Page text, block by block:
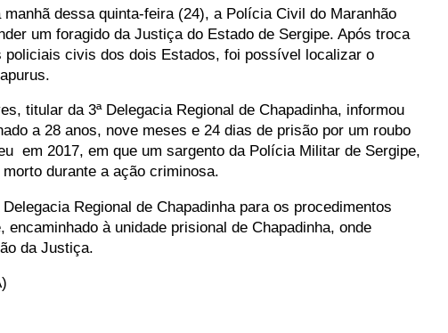
dessa quinta-feira (24), a Polícia Civil do Maranhão
um foragido da Justiça do Estado de Sergipe. Após troca
policiais civis dos dois Estados, foi possível localizar o
titular da 3ª Delegacia Regional de Chapadinha, informou
a 28 anos, nove meses e 24 dias de prisão por um roubo
em 2017, em que um sargento da Polícia Militar de Sergipe,
durante a ação criminosa.
Regional de Chapadinha para os procedimentos
encaminhado à unidade prisional de Chapadinha, onde
da Justiça.